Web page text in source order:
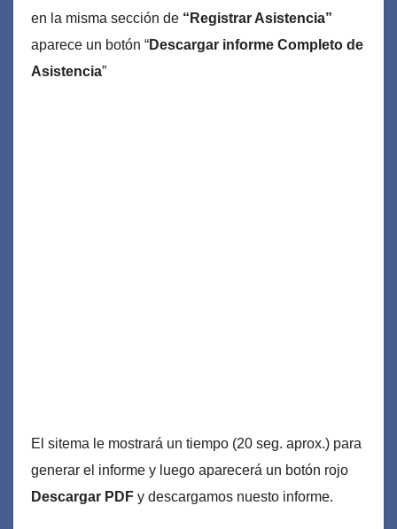
en la misma sección de “Registrar Asistencia”
aparece un botón “Descargar informe Completo de
Asistencia”
El sitema le mostrará un tiempo (20 seg. aprox.) para
generar el informe y luego aparecerá un botón rojo
Descargar PDF y descargamos nuesto informe.